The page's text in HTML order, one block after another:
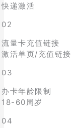
快递激活
02
流量卡充值链接
激活单页/充值链接
03
办卡年龄限制
18-60周岁
04